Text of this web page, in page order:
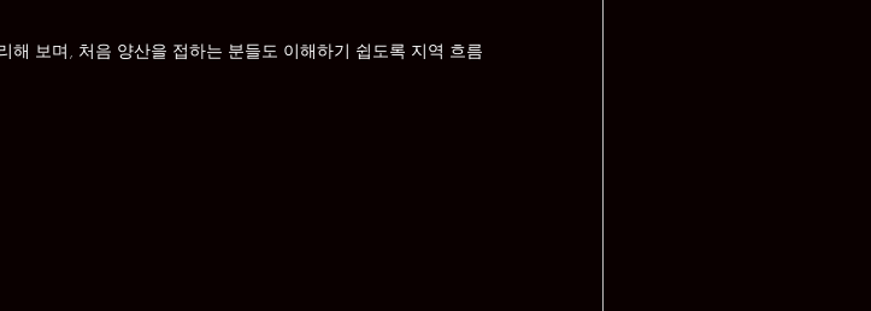
보며, 처음 양산을 접하는 분들도 이해하기 쉽도록 지역 흐름